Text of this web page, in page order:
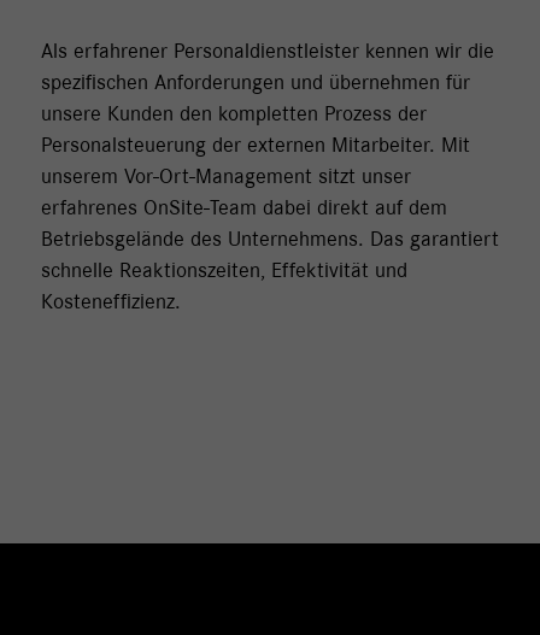
Als erfahrener Personaldienstleister kennen wir die
spezifischen Anforderungen und übernehmen für
unsere Kunden den kompletten Prozess der
Personalsteuerung der externen Mitarbeiter. Mit
unserem Vor-Ort-Management sitzt unser
erfahrenes OnSite-Team dabei direkt auf dem
Betriebsgelände des Unternehmens. Das garantiert
schnelle Reaktionszeiten, Effektivität und
Kosteneffizienz.